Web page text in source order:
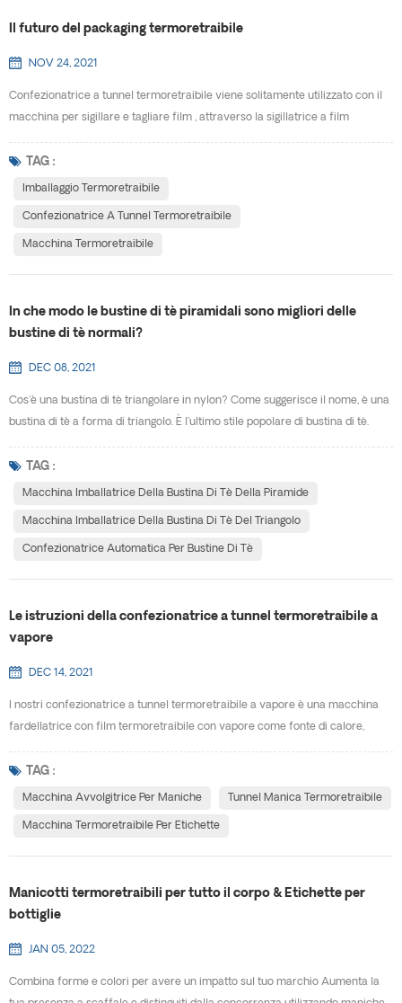
Il futuro del packaging termoretraibile
NOV 24, 2021
Confezionatrice a tunnel termoretraibile viene solitamente utilizzato con il
macchina per sigillare e tagliare film , attraverso la sigillatrice a film
macchina termoretraibile per il riscaldamento, in modo che il materiale di
imballaggio si restringa e avvolga strettamente il prodotto. Le merci
TAG :
Imballaggio Termoretraibile
Confezionatrice A Tunnel Termoretraibile
Macchina Termoretraibile
In che modo le bustine di tè piramidali sono migliori delle
bustine di tè normali?
DEC 08, 2021
Cos'è una bustina di tè triangolare in nylon? Come suggerisce il nome, è una
bustina di tè a forma di triangolo. È l'ultimo stile popolare di bustina di tè.
triangolo? Ovviamente, secondo le statistiche, sempre più consumatori
amano il tè in busta triangolare e il suo mercato sta diventando sempre più
TAG :
Macchina Imballatrice Della Bustina Di Tè Della Piramide
Macchina Imballatrice Della Bustina Di Tè Del Triangolo
Confezionatrice Automatica Per Bustine Di Tè
Le istruzioni della confezionatrice a tunnel termoretraibile a
vapore
DEC 14, 2021
I nostri confezionatrice a tunnel termoretraibile a vapore è una macchina
fardellatrice con film termoretraibile con vapore come fonte di calore,
bottiglie. Rispetto all'elettrico macchina avvolgitrice per maniche , ha le
caratteristiche di facile da usare, facilmente restringibile e altamente
TAG :
Macchina Avvolgitrice Per Maniche Tunnel Manica Termoretraibile
Macchina Termoretraibile Per Etichette
Manicotti termoretraibili per tutto il corpo & Etichette per
bottiglie
JAN 05, 2022
Combina forme e colori per avere un impatto sul tuo marchio Aumenta la